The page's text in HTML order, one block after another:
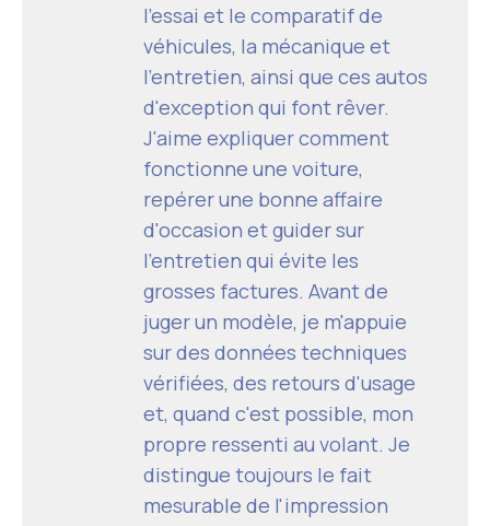
l'essai et le comparatif de
véhicules, la mécanique et
l'entretien, ainsi que ces autos
d'exception qui font rêver.
J'aime expliquer comment
fonctionne une voiture,
repérer une bonne affaire
d'occasion et guider sur
l'entretien qui évite les
grosses factures. Avant de
juger un modèle, je m'appuie
sur des données techniques
vérifiées, des retours d'usage
et, quand c'est possible, mon
propre ressenti au volant. Je
distingue toujours le fait
mesurable de l'impression